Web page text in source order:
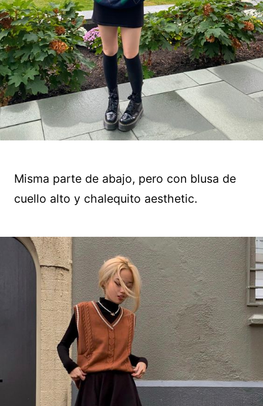
Misma parte de abajo, pero con blusa de
cuello alto y chalequito aesthetic.